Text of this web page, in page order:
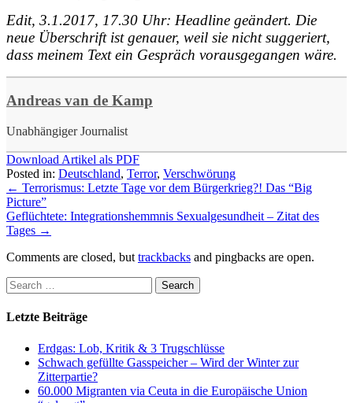
Edit, 3.1.2017, 17.30 Uhr: Headline geändert. Die
neue Überschrift ist genauer, weil sie nicht suggeriert,
dass meinem Text ein Gespräch vorausgegangen wäre.
Andreas van de Kamp
Unabhängiger Journalist
Download Artikel als PDF
Posted in: Deutschland, Terror, Verschwörung
← Terrorismus: Letzte Tage vor dem Bürgerkrieg?! Das “Big
Picture”
Geflüchtete: Integrationshemmnis Sexualgesundheit – Zitat des
Tages →
Comments are closed, but trackbacks and pingbacks are open.
Letzte Beiträge
Erdgas: Lob, Kritik & 3 Trugschlüsse
Schwach gefüllte Gasspeicher – Wird der Winter zur
Zitterpartie?
60.000 Migranten via Ceuta in die Europäische Union